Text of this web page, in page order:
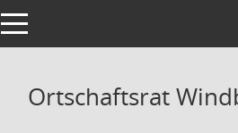
Toggle navigation
Ortschaftsrat